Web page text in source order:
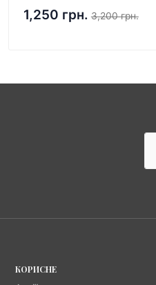
1,250 грн. 3,200 грн.
КОРИСНЕ